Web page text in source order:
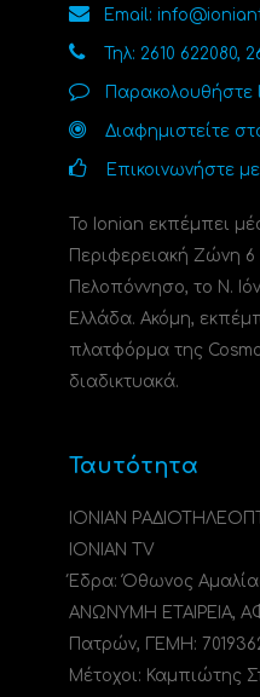
Email:
Τηλ: 2610 622080,
Παρακολουθήστε
Διαφημιστείτε
Επικοινωνήστε
Το Ionian εκπέμπει
Περιφερειακή Ζώνη
Πελοπόννησο, το N.
Ελλάδα. Ακόμη,
πλατφόρμα της
διαδικτυακά.
Ταυτότητα
ΙΟΝΙΑΝ
IONIAN TV
Έδρα: Όθωνος
ΑΝΩΝΥΜΗ ΕΤΑΙΡΕΙΑ,
Πατρών, ΓΕΜΗ:
Μέτοχοι: Καμπιώτης